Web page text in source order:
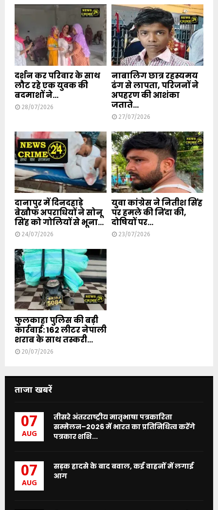
दर्शन कर परिवार के साथ
लौट रहे एक युवक की
बदमाशों ने...
28/07/2026
नाबालिग छात्र रहस्यमय
ढंग से लापता, परिजनों ने
अपहरण की आशंका
जताते...
27/07/2026
दानापुर में दिनदहाड़े
बेखौफ अपराधियों ने सोनू
सिंह को गोलियों से भूना...
24/07/2026
युवा कांग्रेस ने नितीश सिंह
पर हमले की निंदा की,
दोषियों पर...
23/07/2026
फुलकाहा पुलिस की बड़ी
कार्रवाई: 162 लीटर नेपाली
शराब के साथ तस्करी...
20/07/2026
ताजा खबरें
07
AUG
तीसरे अंतरराष्ट्रीय मातृभाषा पत्रकारिता
सम्मेलन–2026 में भारत का प्रतिनिधित्व करेंगे
पत्रकार शशि...
07
AUG
सड़क हादसे के बाद बवाल, कई वाहनों में लगाई
आग